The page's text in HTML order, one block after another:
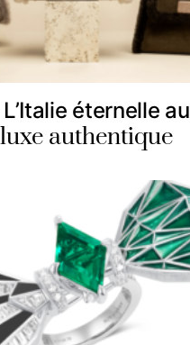
éternelle au
authentique